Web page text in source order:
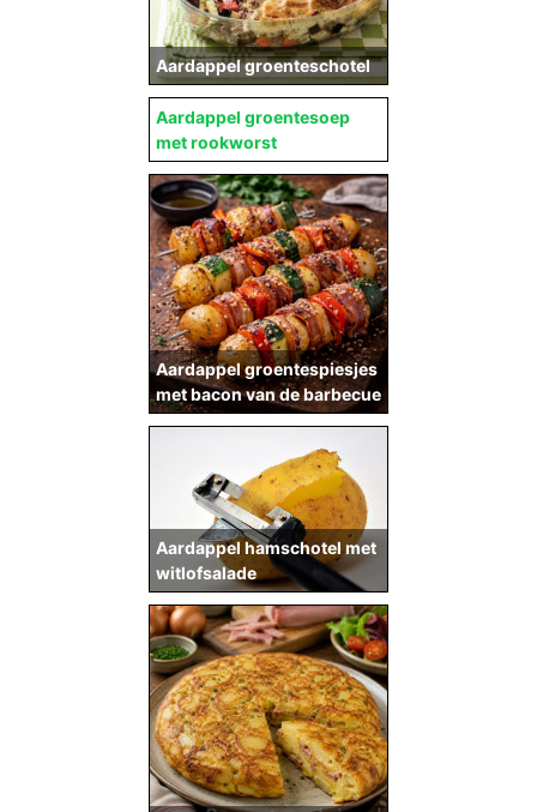
Aardappel groenteschotel
Aardappel groentesoep
met rookworst
Aardappel groentespiesjes
met bacon van de barbecue
Aardappel hamschotel met
witlofsalade